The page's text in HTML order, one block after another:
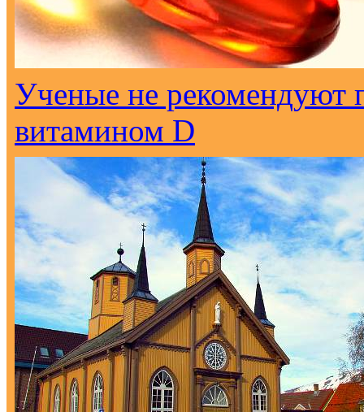
Ученые не рекомендуют
витамином D